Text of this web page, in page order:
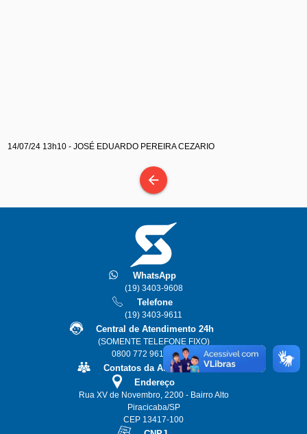
14/07/24 13h10 - JOSÉ EDUARDO PEREIRA CEZARIO
arrow_back
WhatsApp
(19) 3403-9608
Telefone
(19) 3403-9611
Central de Atendimento 24h
(SOMENTE TELEFONE FIXO)
0800 772 9611 ou 115
Contatos da Alta Gestão
Endereço
Rua XV de Novembro, 2200 - Bairro Alto
Piracicaba/SP
CEP 13417-100